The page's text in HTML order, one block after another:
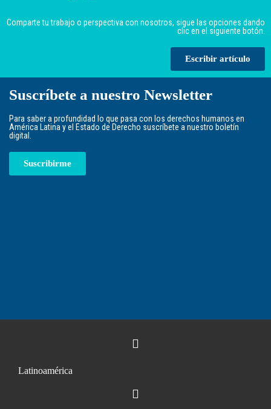
Comparte tu trabajo o perspectiva con nosotros, sigue las opciones dando
clic en el siguiente botón.
Escribir artículo
Suscríbete a nuestro Newsletter
Para saber a profundidad lo que pasa con los derechos humanos en
América Latina y el Estado de Derecho suscríbete a nuestro boletín
digital.
Suscribirme
Latinoamérica